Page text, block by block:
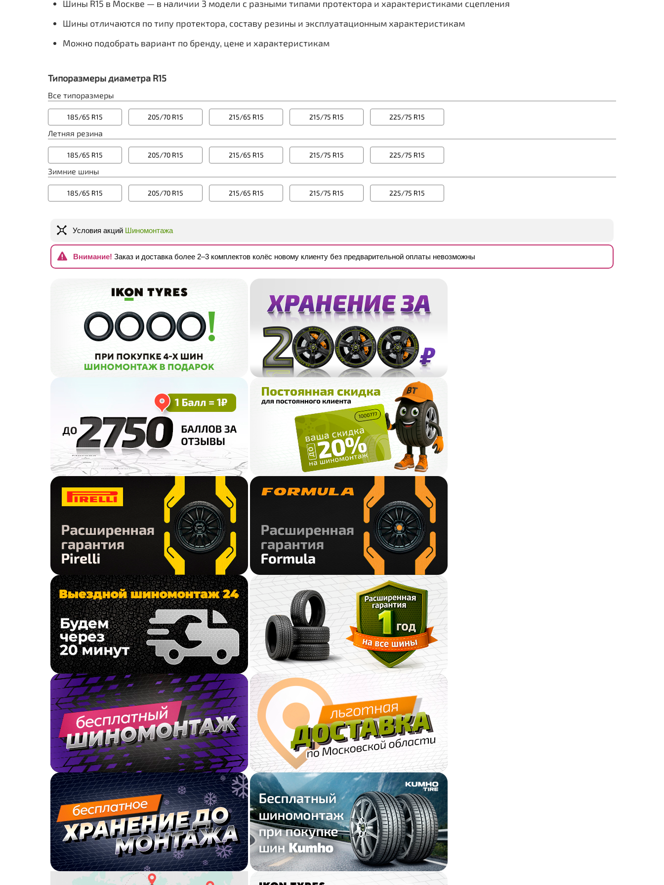
ОШЗ
Шины R15 в Москве — в наличии 3 модели с разными типами протектора и характеристиками сцепления
Шины отличаются по типу протектора, составу резины и эксплуатационным характеристикам
Можно подобрать вариант по бренду, цене и характеристикам
Типоразмеры диаметра R15
Все типоразмеры
185/65 R15 205/70 R15 215/65 R15 215/75 R15 225/75 R15
Летняя резина
185/65 R15 205/70 R15 215/65 R15 215/75 R15 225/75 R15
Зимние шины
185/65 R15 205/70 R15 215/65 R15 215/75 R15 225/75 R15
Условия акций Шиномонтажа
Внимание! Заказ и доставка более 2–3 комплектов колёс новому клиенту без предварительной оплаты невозможны